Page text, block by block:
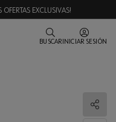
OFERTAS EXCLUSIVAS!
BUSCAR INICIAR SESIÓN